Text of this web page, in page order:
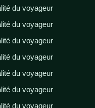
du voyageur
du voyageur
du voyageur
du voyageur
du voyageur
du voyageur
du voyageur